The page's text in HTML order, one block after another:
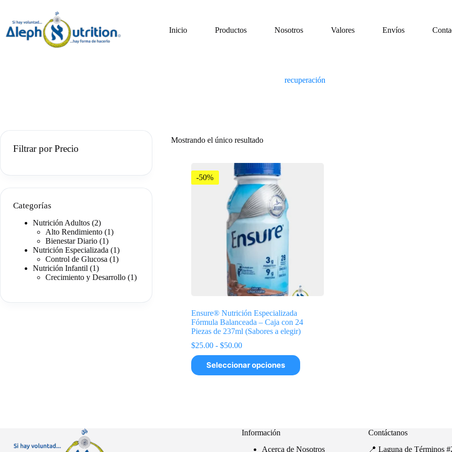
contenido
Inicio
Productos Nosotros Valores Envíos
recuperación
Mostrando el único resultado
-50%
Ensure® Nutrición Especializada
Fórmula Balanceada – Caja con 24
Piezas de 237ml (Sabores a elegir)
$25.00 - $50.00Rango
de
precios:
desde
Seleccionar opciones
Este
producto
tiene
Filtrar por Precio
Categorías
Nutrición Adultos 22
productos
Alto Rendimiento 11
Bienestar Diario 11
producto
Nutrición Especializada 11
producto
Control de Glucosa 11
Nutrición Infantil 11
producto
Crecimiento y Desarrollo 11
Información
Acerca de Nosotros
Contáctanos
📍 Laguna de Términos